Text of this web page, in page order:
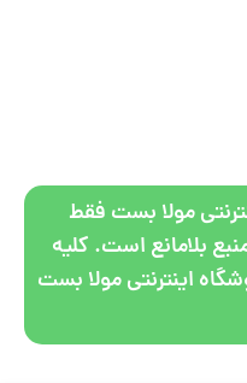
مولا بست فقط
بلامانع است. کلیه
اینترنتی مولا بست